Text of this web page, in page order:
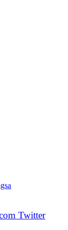
Twitter